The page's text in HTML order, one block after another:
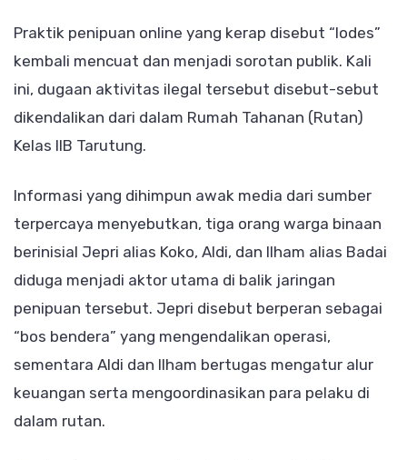
alias
Koko,
Aldi
dan
Badai
Terkait
Dugaan
Aktivitas
Penipuan
Online
alias
Lodes
Praktik penipuan online yang kerap disebut “lodes”
kembali mencuat dan menjadi sorotan publik. Kali
ini, dugaan aktivitas ilegal tersebut disebut-sebut
dikendalikan dari dalam Rumah Tahanan (Rutan)
Kelas IIB Tarutung.
Informasi yang dihimpun awak media dari sumber
terpercaya menyebutkan, tiga orang warga binaan
berinisial Jepri alias Koko, Aldi, dan Ilham alias Badai
diduga menjadi aktor utama di balik jaringan
penipuan tersebut. Jepri disebut berperan sebagai
“bos bendera” yang mengendalikan operasi,
sementara Aldi dan Ilham bertugas mengatur alur
keuangan serta mengoordinasikan para pelaku di
dalam rutan.